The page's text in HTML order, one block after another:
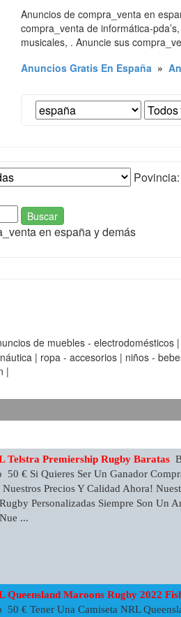
Anuncios de compra_venta en
compra_venta de informática-
musicales, . Anuncie sus
Anuncios Gratis En España»
Povincia:
Buscar
en españa y demás
de muebles - electrodomésticos
| ropa - accesorios | niños -
|
Telstra Premiership Rugby Baratas
50 € Si Quieres Ser Un Ganador
Precios Y Calidad Ahora!
Personalizadas Siempre Son Un
...
Queensland Maroons Rugby 2022
50 € Tener Una Camiseta NRL